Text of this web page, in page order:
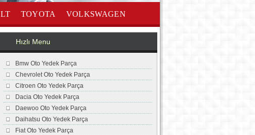
TOYOTA VOLKSWAGEN
Hızlı Menu
Bmw Oto Yedek Parça
Chevrolet Oto Yedek Parça
Citroen Oto Yedek Parça
Dacia Oto Yedek Parça
Daewoo Oto Yedek Parça
Daihatsu Oto Yedek Parça
Fiat Oto Yedek Parça